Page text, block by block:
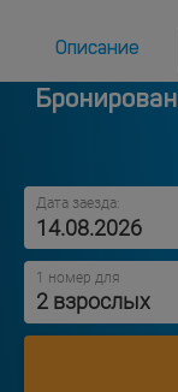
Описание
Дата заезда:
1 номер для
2 взрослых